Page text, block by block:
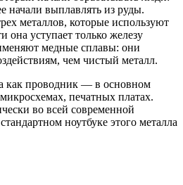
начали выплавлять из руды.
металлов, которые используют
она уступает только железу
медные сплавы: они
чем чистый металл.
как проводник — в основном
печатных платах.
во всей современной
ноутбуке этого металла